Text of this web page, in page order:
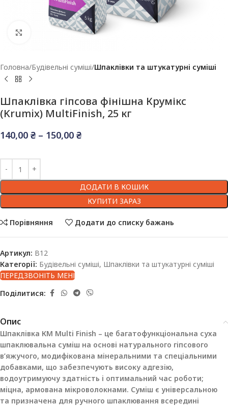
Клацніть, щоб збільшити
Головна Будівельні суміші Шпаклівки та штукатурні суміші
Шпаклівка гіпсова фінішна Крумікс
(Krumix) MultiFinish, 25 кг
140,00 ₴ – 150,00 ₴
ДОДАТИ В КОШИК
КУПИТИ ЗАРАЗ
Порівняння Додати до списку бажань
Артикул: B12
Категорії: Будівельні суміші, Шпаклівки та штукатурні суміші
ПЕРЕДЗВОНІТЬ МЕНІ
Поділитися:
Опис
Шпаклівка КМ Multi Finish – це багатофункціональна суха
шпаклювальна суміш на основі натурального гіпсового
в’яжучого, модифікована мінеральними та спеціальними
добавками, що забезпечують високу адгезію,
водоутримуючу здатність і оптимальний час роботи;
міцна, армована мікроволокнами. Суміш є універсальною
та призначена для ручного шпаклювання всередині